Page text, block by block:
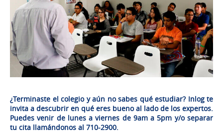
¿Terminaste el colegio y aún no sabes qué estudiar? Inlog te
invita a descubrir en qué eres bueno al lado de los expertos.
Puedes venir de lunes a viernes de 9am a 5pm y/o separar
tu cita llamándonos al 710-2900.